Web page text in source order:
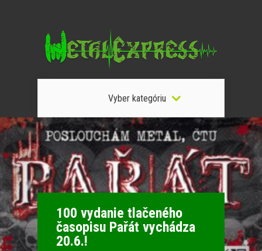
Vyber kategóriu
100 vydanie tlačeného
časopisu Pařát vychádza
20.6.!